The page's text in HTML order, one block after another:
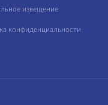
извещение
конфиденциальности